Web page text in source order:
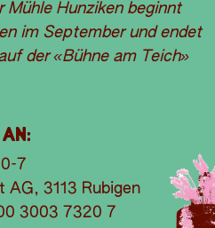
Mühle Hunziken beginnt
im September und endet
der «Bühne am Teich»
7
AG, 3113 Rubigen
3003 7320 7